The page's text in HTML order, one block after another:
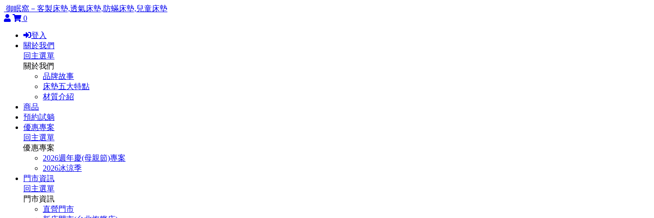
御眠窩－客製床墊,透氣床墊,防蟎床墊,兒童床墊
0
登入
關於我們
回主選單
關於我們
品牌故事
床墊五大特點
材質介紹
商品
預約試躺
優惠專案
回主選單
優惠專案
2026週年慶(母親節)專案
2026冰涼季
門市資訊
回主選單
門市資訊
直營門市